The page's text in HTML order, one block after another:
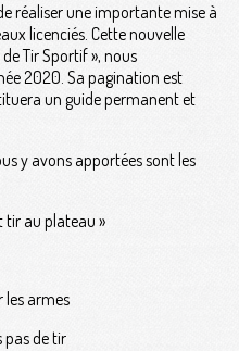
réaliser une importante mise à
licenciés. Cette nouvelle
Tir Sportif », nous
2020. Sa pagination est
un guide permanent et
y avons apportées sont les
tir au plateau »
les armes
pas de tir